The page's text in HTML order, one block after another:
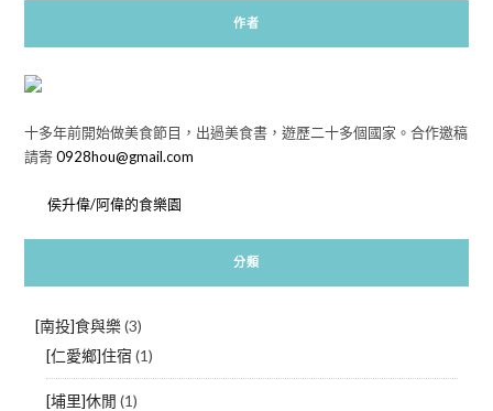
作者
十多年前開始做美食節目，出過美食書，遊歷二十多個國家。合作邀稿
請寄0928hou@gmail.com
侯升偉/阿偉的食樂園
分類
[南投]食與樂(3)
[仁愛鄉]住宿 (1)
[埔里]休閒 (1)